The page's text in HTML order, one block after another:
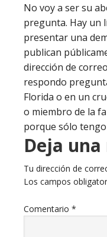
No voy a ser su
pregunta. Hay un
presentar una
publican
dirección de
respondo
Florida o en un
o miembro de la
porque sólo tengo
Deja
Tu dirección de
Los campos
Comentario *